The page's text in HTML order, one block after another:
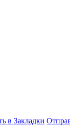
в Закладки